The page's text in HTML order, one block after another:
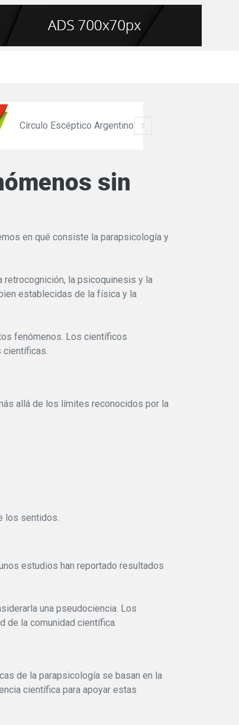
Círculo Escéptico Argentino
sin
en qué consiste la parapsicología y
retrocognición, la psicoquinesis y la
establecidas de la física y la
fenómenos. Los científicos
científicas.
allá de los límites reconocidos por la
los sentidos.
estudios han reportado resultados
una pseudociencia. Los
de la comunidad científica.
de la parapsicología se basan en la
científica para apoyar estas